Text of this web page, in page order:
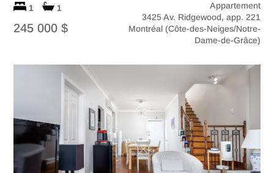
1 1
245 000 $
Appartement
3425 Av. Ridgewood, app. 221
Montréal (Côte-des-Neiges/Notre-
Dame-de-Grâce)